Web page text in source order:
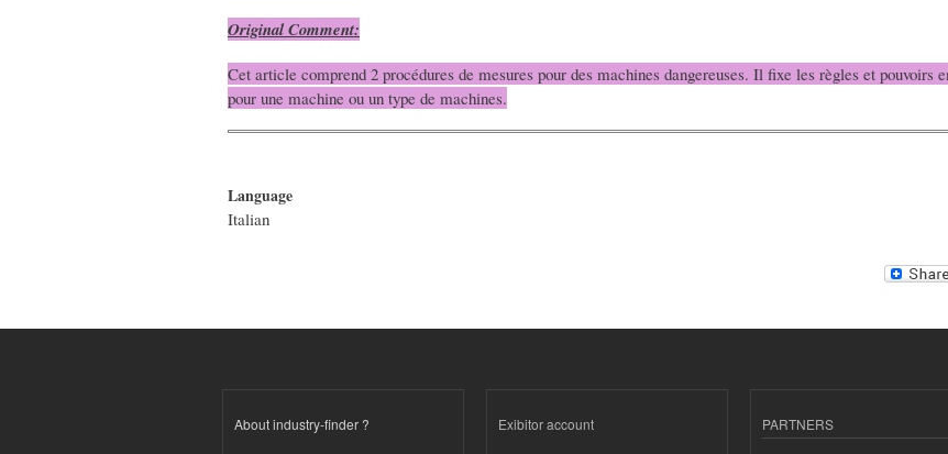
Original Comment:
Cet article comprend 2 procédures de mesures pour des machines dangereuses. Il fixe les règles et pouvoirs
pour une machine ou un type de machines.
Language
Italian
About industry-finder ?
Exibitor account
PARTNERS